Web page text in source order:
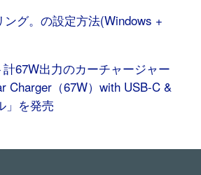
ング。の設定方法(Windows +
67W出力のカーチャージャー
Charger（67W）with USB-C &
」を発売